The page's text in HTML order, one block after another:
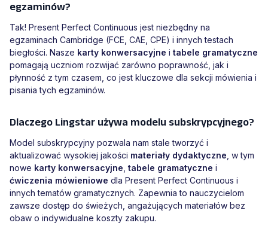
egzaminów?
Tak! Present Perfect Continuous jest niezbędny na
egzaminach Cambridge (FCE, CAE, CPE) i innych testach
biegłości. Nasze karty konwersacyjne i tabele gramatyczne
pomagają uczniom rozwijać zarówno poprawność, jak i
płynność z tym czasem, co jest kluczowe dla sekcji mówienia i
pisania tych egzaminów.
Dlaczego Lingstar używa modelu subskrypcyjnego?
Model subskrypcyjny pozwala nam stale tworzyć i
aktualizować wysokiej jakości materiały dydaktyczne, w tym
nowe karty konwersacyjne, tabele gramatyczne i
ćwiczenia mówieniowe dla Present Perfect Continuous i
innych tematów gramatycznych. Zapewnia to nauczycielom
zawsze dostęp do świeżych, angażujących materiałów bez
obaw o indywidualne koszty zakupu.